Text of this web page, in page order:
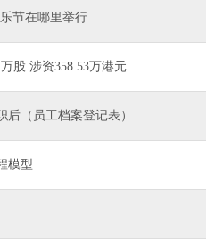
节在哪里举行
股 涉资358.53万港元
后（员工档案登记表）
模型